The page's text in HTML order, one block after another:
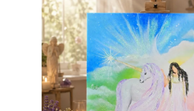
hvězdiček.